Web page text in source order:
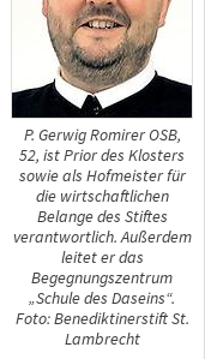
P. Gerwig Romirer OSB,
52, ist Prior des Klosters
sowie als Hofmeister für
die wirtschaftlichen
Belange des Stiftes
verantwortlich. Außerdem
leitet er das
Begegnungszentrum
„Schule des Daseins“.
Foto: Benediktinerstift St.
Lambrecht